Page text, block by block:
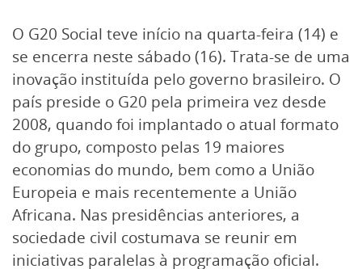
O G20 Social teve início na quarta-feira (14) e
se encerra neste sábado (16). Trata-se de uma
inovação instituída pelo governo brasileiro. O
país preside o G20 pela primeira vez desde
2008, quando foi implantado o atual formato
do grupo, composto pelas 19 maiores
economias do mundo, bem como a União
Europeia e mais recentemente a União
Africana. Nas presidências anteriores, a
sociedade civil costumava se reunir em
iniciativas paralelas à programação oficial.